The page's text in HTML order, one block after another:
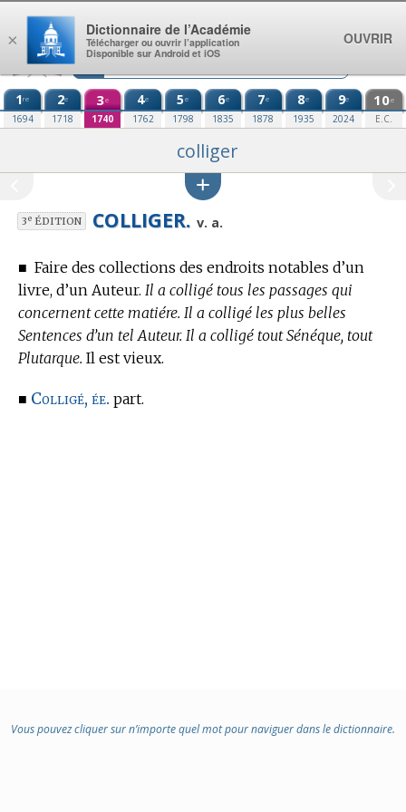
Aller au contenu
1re
1694
2e
1718
3e
1740
4e
1762
5e
1798
6e
1835
7e
1878
8e
1935
9e
2024
10e
E.C.
colliger
3eÉDITION COLLIGER. v. a.
■ Faire des collections des endroits notables d’un
livre, d’un Auteur. Il a colligé tous les passages qui
concernent cette matiére. Il a colligé les plus belles
Sentences d’un tel Auteur. Il a colligé tout Sénéque, tout
Plutarque. Il est vieux.
■ Colligé, ée. part.
Vous pouvez cliquer sur n’importe quel mot pour naviguer dans le dictionnaire.
×
Dictionnaire de l’Académie
Télécharger ou ouvrir l’application
Disponible sur Android et iOS
OUVRIR